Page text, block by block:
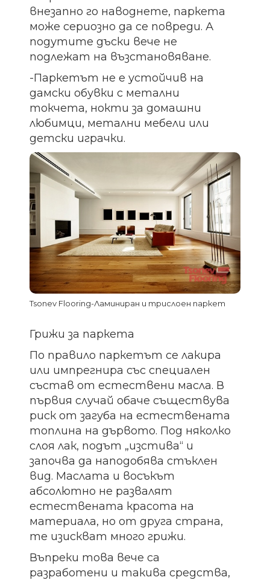
внезапно го наводнете, паркета
може сериозно да се повреди. А
подутите дъски вече не
подлежат на възстановяване.
-Паркетът не е устойчив на
дамски обувки с метални
токчета, нокти за домашни
любимци, метални мебели или
детски играчки.
Tsonev Flooring-Ламиниран и трислоен паркет
Грижи за паркета
По правило паркетът се лакира
или импрегнира със специален
състав от естествени масла. В
първия случай обаче съществува
риск от загуба на естествената
топлина на дървото. Под няколко
слоя лак, подът „изстива“ и
започва да наподобява стъклен
вид. Маслата и восъкът
абсолютно не развалят
естествената красота на
материала, но от друга страна,
те изискват много грижи.
Въпреки това вече са
разработени и такива средства,